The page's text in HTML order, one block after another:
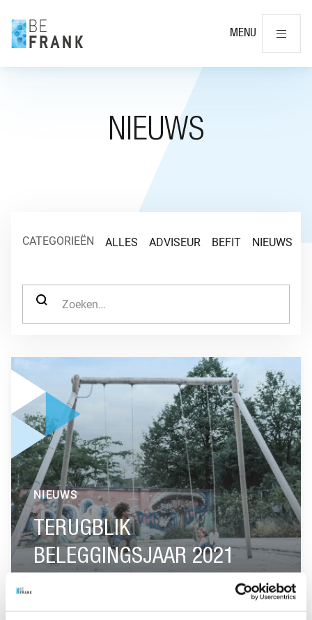
MENU
NIEUWS
CATEGORIEËN ALLES ADVISEUR BEFIT NIEUWS
ZOEK NAAR:
GA NAAR “TERUGBLIK BELEGGINGSJAAR 2021”
TERUGBLIK
BELEGGINGSJAAR 2021
NIEUWS
GA NAAR “WERKENDE NEDERLANDER GAAT IN 2020